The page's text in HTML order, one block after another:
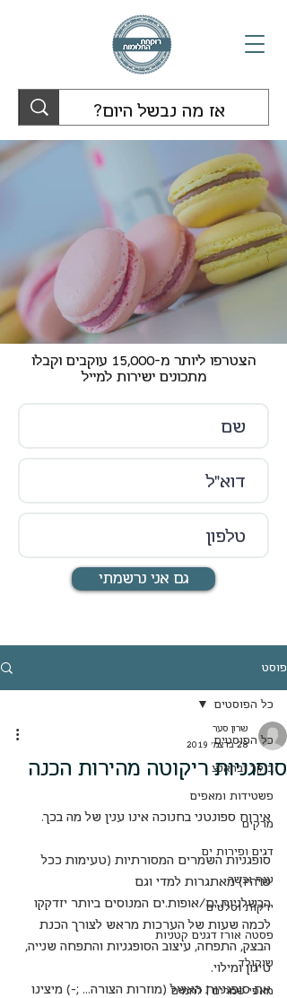
הצטרפו ליותר מ-15,000 עוקבים וקבלו
מתכונים ישירות למייל
גם אני נרשמתי
פוסט
כל הפוסטים
בוקר ובראנצ
פשטידות ומאפים
מרקים
דגים ופירות ים
עוף ובשר
ירקות וסלטים
פסטה אורז דגנים קטניות
שוקולד
מאפי שמרים | לחמים
כל הפוסטים
סופגניות ריקוטה מהירות הכנה
שרון סער
28 בדצמ׳ 2019
אירוח ספונטני בחנוכה אינו ענין של מה בכך.
סופגניות השמרים המסורתיות (טעימות ככל
שיהיו) מאתגרות למדי וגם
הבשלניות.ים/אופות.ים המנוסים ביותר יזדקקו
לכמה שעות של הערכות מראש לצורך הכנת
הבצק, התפחה, עיצוב הסופגניות והתפחה שנייה,
טיגון ומילוי.
את סופגניות האשל (מוזרות הצורה… ;-) מיצינו